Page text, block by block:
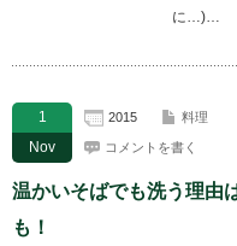
に…)…
1
Nov
2015 料理
コメントを書く
温かいそばでも洗う理由
も！